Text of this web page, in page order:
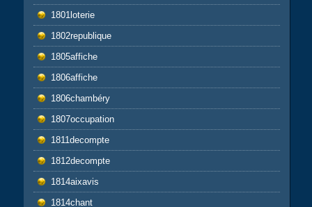
1801loterie
1802republique
1805affiche
1806affiche
1806chambéry
1807occupation
1811decompte
1812decompte
1814aixavis
1814chant